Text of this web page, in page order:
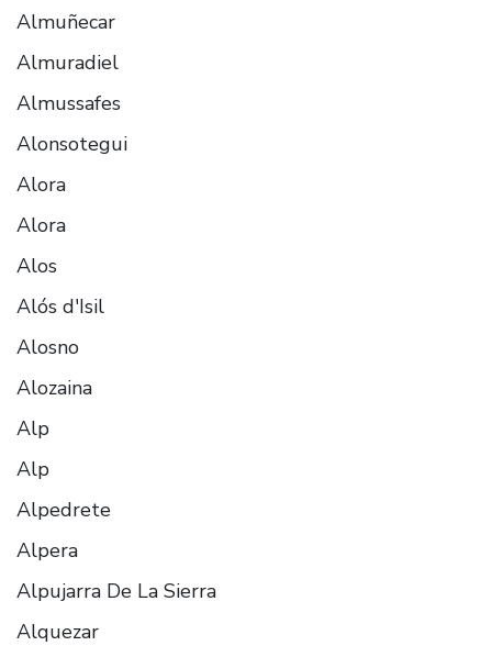
Almuñecar
Almuradiel
Almussafes
Alonsotegui
Alora
Alora
Alos
Alós d'Isil
Alosno
Alozaina
Alp
Alp
Alpedrete
Alpera
Alpujarra De La Sierra
Alquezar